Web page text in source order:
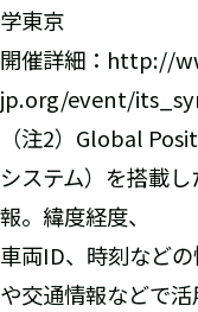
学東京
開催詳細：http://
jp.org/event/
（注2）Global
システム）を搭載
報。緯度経度、
車両ID、時刻など
や交通情報などで